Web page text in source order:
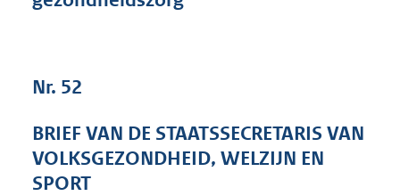
:
4
Nr. 52
BRIEF VAN DE STAATSSECRETARIS VAN
VOLKSGEZONDHEID, WELZIJN EN
SPORT